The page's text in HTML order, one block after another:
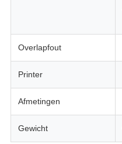
Overlapfout
Printer
Afmetingen
Gewicht